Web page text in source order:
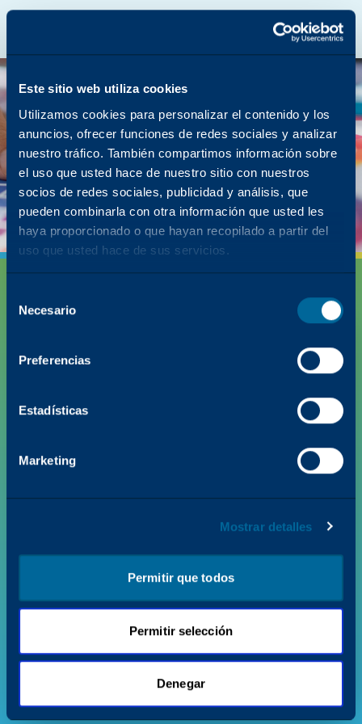
Este sitio web utiliza cookies
Utilizamos cookies para personalizar el contenido y los
anuncios, ofrecer funciones de redes sociales y analizar
nuestro tráfico. También compartimos información sobre
el uso que usted hace de nuestro sitio con nuestros
socios de redes sociales, publicidad y análisis, que
pueden combinarla con otra información que usted les
haya proporcionado o que hayan recopilado a partir del
uso que usted hace de sus servicios.
delNecesario
Preferencias
Estadísticas
Marketing
Mostrar detalles
Permitir que todos
Permitir selección
Denegar
Portal Katalyst
Español
La página que buscaba
se quedó en la
fotocopiadora.
Pero tenemos muchos otros contenidos sobre
cómo Katun puede simplificar tu éxito.
Volver a la página de inicio
© 2026 Katun. Todos los derechos reservados.
Política de privacidadCondiciones de uso